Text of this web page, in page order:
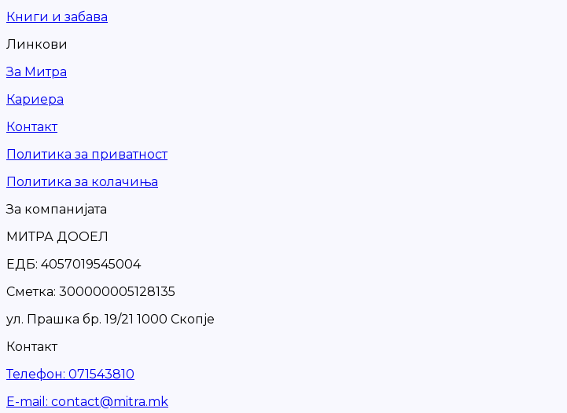
Книги и забава
Линкови
За Митра
Кариера
Контакт
Политика за приватност
Политика за колачиња
За компанијата
МИТРА ДООЕЛ
ЕДБ: 4057019545004
Сметка: 300000005128135
ул. Прашка бр. 19/21 1000 Скопје
Контакт
Телефон: 071543810
Е-mail : contact@mitra.mk